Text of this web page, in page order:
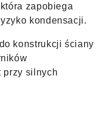
zapobiega
kondensacji.
konstrukcji ściany
przy silnych